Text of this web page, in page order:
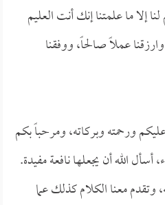
إلا ما علمتنا إنك أنت العليم
عملاً صالحاً، ووفقنا
ورحمته وبركاته، ومرحباً بكم
الله أن يجعلها نافعة مفيدة.
وتقدم معنا الكلام كذلك عما